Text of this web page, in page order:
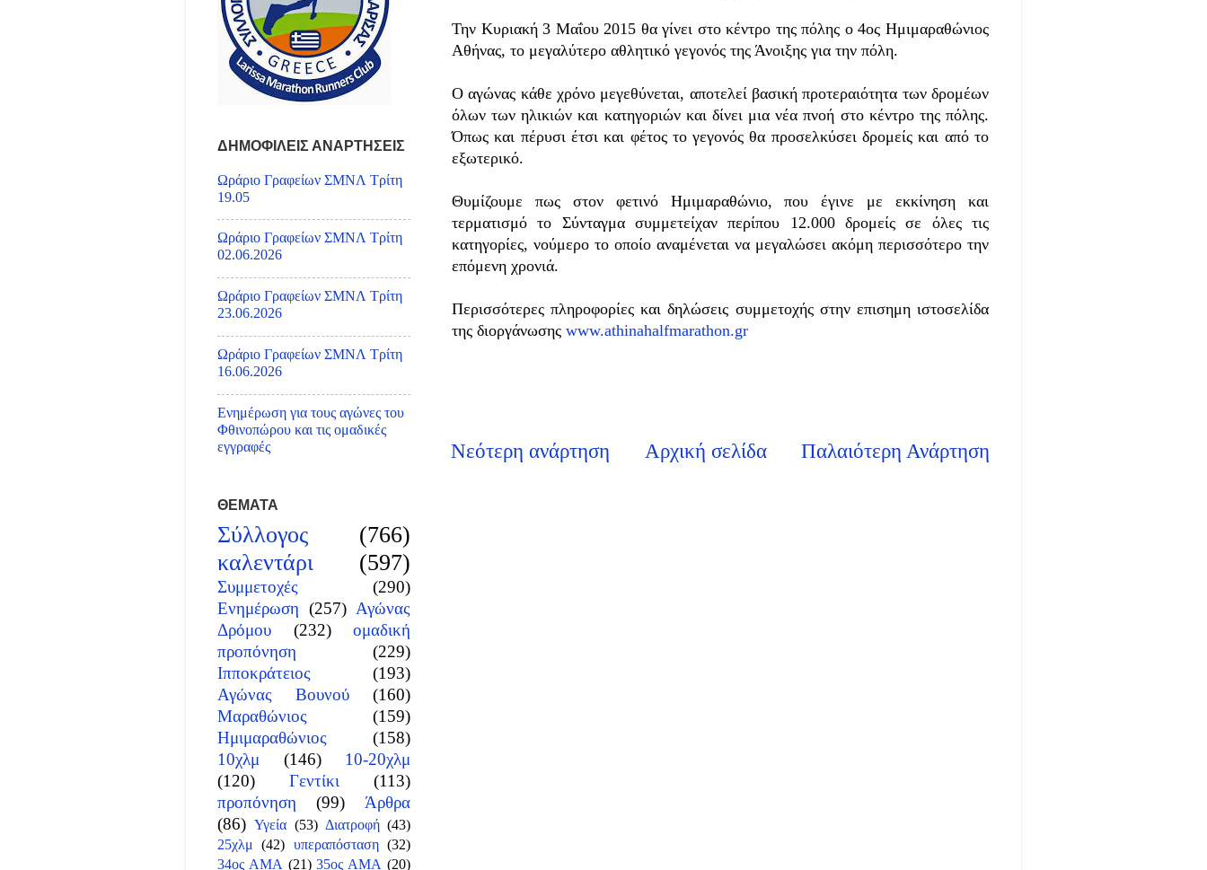
Την Κυριακή 3 Μαΐου 2015 θα γίνει στο κέντρο της πόλης ο 4ος Ημιμαραθώνιος
Αθήνας, το μεγαλύτερο αθλητικό γεγονός της Άνοιξης για την πόλη.
Ο αγώνας κάθε χρόνο μεγεθύνεται, αποτελεί βασική προτεραιότητα των δρομέων
όλων των ηλικιών και κατηγοριών και δίνει μια νέα πνοή στο κέντρο της πόλης.
Όπως και πέρυσι έτσι και φέτος το γεγονός θα προσελκύσει δρομείς και από το
εξωτερικό.
Θυμίζουμε πως στον φετινό Ημιμαραθώνιο, που έγινε με εκκίνηση και
τερματισμό το Σύνταγμα συμμετείχαν περίπου 12.000 δρομείς σε όλες τις
κατηγορίες, νούμερο το οποίο αναμένεται να μεγαλώσει ακόμη περισσότερο την
επόμενη χρονιά.
Περισσότερες πληροφορίες και δηλώσεις συμμετοχής στην επισημη ιστοσελίδα
της διοργάνωσης www.athinahalfmarathon.gr
Νεότερη ανάρτηση Παλαιότερη Ανάρτηση
Αρχική σελίδα
ΔΗΜΟΦΙΛΕΙΣ ΑΝΑΡΤΗΣΕΙΣ
Ωράριο Γραφείων ΣΜΝΛ Τρίτη
19.05
Ωράριο Γραφείων ΣΜΝΛ Τρίτη
02.06.2026
Ωράριο Γραφείων ΣΜΝΛ Τρίτη
23.06.2026
Ωράριο Γραφείων ΣΜΝΛ Τρίτη
16.06.2026
Ενημέρωση για τους αγώνες του
Φθινοπώρου και τις ομαδικές
εγγραφές
ΘΕΜΑΤΑ
Σύλλογος
(766)
καλεντάρι
(597)
Συμμετοχές
(290)
Ενημέρωση (257) Αγώνας
Δρόμου
(232)
ομαδική
προπόνηση
(229)
Ιπποκράτειος
(193)
Αγώνας Βουνού
(160)
Μαραθώνιος
(159)
Ημιμαραθώνιος
(158)
10χλμ
(146)
10-20χλμ
(120)
Γεντίκι
(113)
προπόνηση
(99)
Άρθρα
(86) Υγεία (53) Διατροφή (43)
25χλμ (42) υπεραπόσταση (32)
34ος ΑΜΑ (21) 35ος ΑΜΑ (20)